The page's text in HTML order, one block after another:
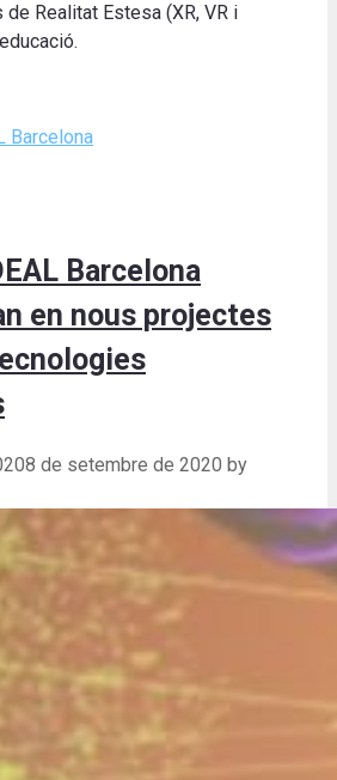
Realitat Estesa (XR, VR i
Barcelona
Barcelona
en nous projectes
8 de setembre de 2020 by